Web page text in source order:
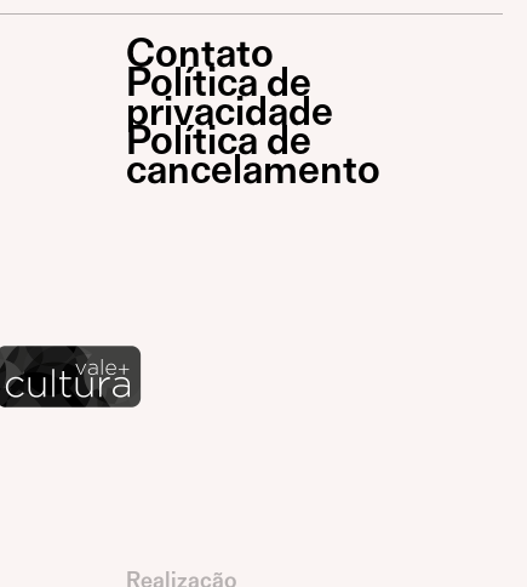
Contato
Política de
privacidade
Política de
cancelamento
Realização